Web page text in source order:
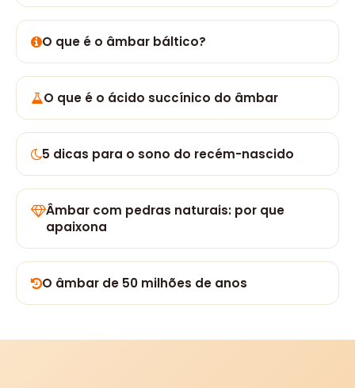
O que é o âmbar báltico?
O que é o ácido succínico do âmbar
5 dicas para o sono do recém-nascido
Âmbar com pedras naturais: por que
apaixona
O âmbar de 50 milhões de anos